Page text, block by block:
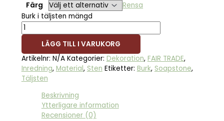
Färg
Rensa
Burk i täljsten mängd
LÄGG TILL I VARUKORG
Artikelnr: N/A Kategorier: Dekoration, FAIR TRADE,
Inredning, Material, Sten Etiketter: Burk, Soapstone,
Täljsten
Beskrivning
Ytterligare information
Recensioner (0)